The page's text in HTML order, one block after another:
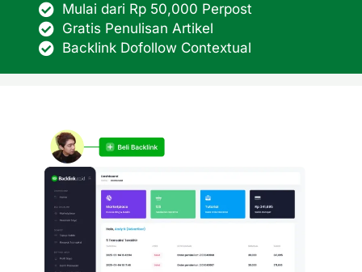
Mulai dari Rp 50,000 Perpost
Gratis Penulisan Artikel
Backlink Dofollow Contextual